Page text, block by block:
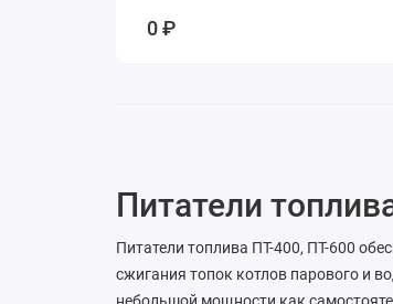
0 ₽
Питатели
Питатели топлива ПТ-400, ПТ-600
сжигания топок котлов парового и